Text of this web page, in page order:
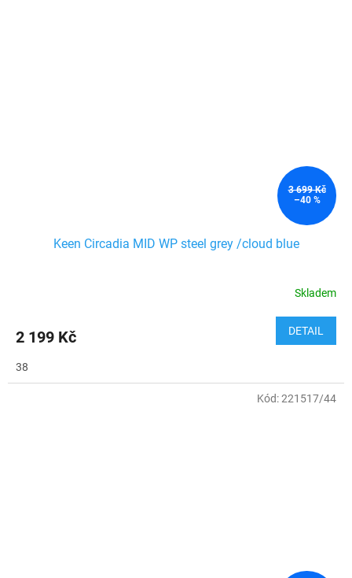
3 699 Kč
–40 %
Keen Circadia MID WP steel grey /cloud blue
Skladem
2 199 Kč DETAIL
38
Kód:221517/44